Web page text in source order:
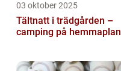
03 oktober 2025
Tältnatt i trädgården –
camping på hemmaplan